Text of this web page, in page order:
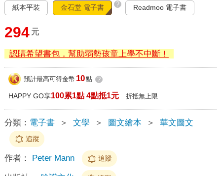
紙本平裝 金石堂 電子書 ? Readmoo 電子書
294 元
認購希望書包，幫助弱勢孩童上學不中斷！
預計最高可得金幣 10點 ?
HAPPY GO享100累1點 4點抵1元 折抵無上限
分類： 電子書 ＞ 文學 ＞ 圖文繪本 ＞ 華文圖文
追蹤
作者： Peter Mann 追蹤